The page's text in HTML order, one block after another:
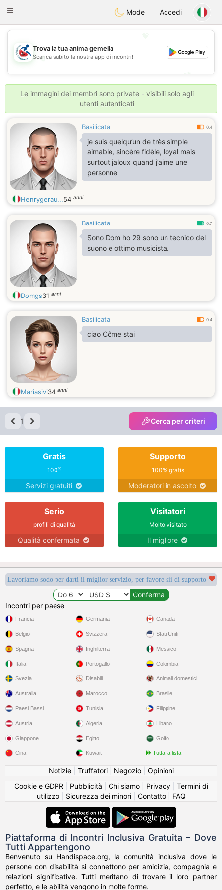
Handi Space
Toggle
Mode Accedi
💖
💕
Trova la tua anima gemella
Scarica subito la nostra app di incontri!
Le immagini dei membri sono private - visibili solo agli
utenti autenticati
Basilicata 0.4
je suis quelqu’un de très simple
aimable, sincère fidèle, loyal mais
surtout jaloux quand j’aime une
personne
Henrygerau...54 anni
Basilicata 0.7
Sono Dom ho 29 sono un tecnico del
suono e ottimo musicista.
Domgs31 anni
Basilicata 0.4
ciao Côme stai
Mariasivi34 anni
1 Cerca per criteri
Gratis
100%
Servizi gratuiti
Supporto
100% gratis
Moderatori in ascolto
Serio
profili di qualità
Qualità confermata
Visitatori
Molto visitato
Il migliore
Lavoriamo sodo per darti il miglior servizio, per favore sii di supporto
Incontri per paese
Francia
Belgio
Spagna
Italia
Svezia
Germania
Svizzera
Inghilterra
Portogallo
Disabili
Canada
Stati Uniti
Messico
Colombia
Animali domestici
Australia
Paesi Bassi
Austria
Giappone
Cina
Marocco
Tunisia
Algeria
Egitto
Kuwait
Brasile
Filippine
Libano
Golfo
Tutta la lista
Notizie| Truffatori| Negozio| Opinioni
Cookie e GDPR
Pubblicità Chi siamo| Privacy| Termini di
utilizzo| Sicurezza dei minori| Contatto| FAQ
Piattaforma di Incontri Inclusiva Gratuita – Dove
Tutti Appartengono
Benvenuto su Handispace.org, la comunità inclusiva dove le
persone con disabilità si connettono per amicizia, compagnia e
relazioni significative. Tutti meritano di trovare il loro partner
perfetto, e le abilità vengono in molte forme.